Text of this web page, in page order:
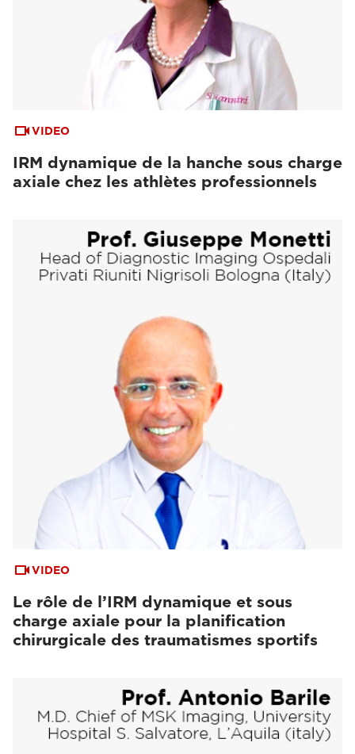
VIDEO
IRM dynamique de la hanche sous charge
axiale chez les athlètes professionnels
VIDEO
Le rôle de l’IRM dynamique et sous
charge axiale pour la planification
chirurgicale des traumatismes sportifs